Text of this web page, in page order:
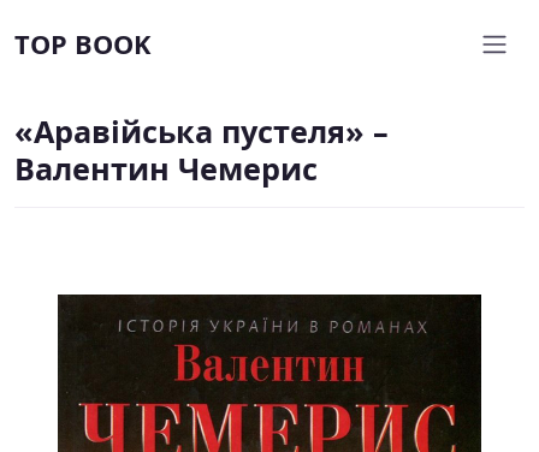
TOP BOOK
«Аравійська пустеля» –
Валентин Чемерис